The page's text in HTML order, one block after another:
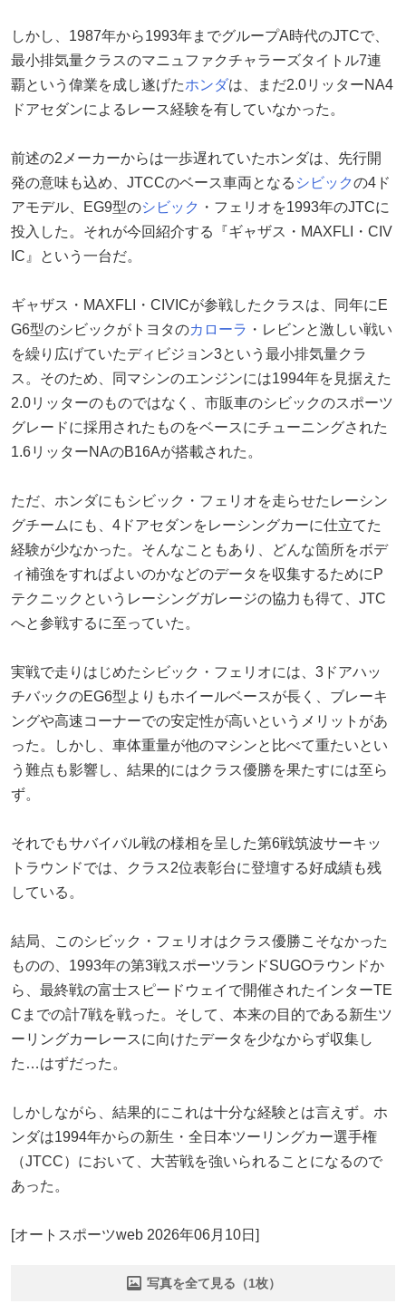
しかし、1987年から1993年までグループA時代のJTCで、
最小排気量クラスのマニュファクチャラーズタイトル7連
覇という偉業を成し遂げたホンダは、まだ2.0リッターNA4
ドアセダンによるレース経験を有していなかった。
前述の2メーカーからは一歩遅れていたホンダは、先行開
発の意味も込め、JTCCのベース車両となる シビックの4ド
アモデル、EG9型のシビック ・フェリオを1993年のJTCに
投入した。それが今回紹介する『ギャザス・MAXFLI・CIV
IC』という一台だ。
ギャザス・MAXFLI・CIVICが参戦したクラスは、同年にE
G6型のシビックがトヨタのカローラ ・レビンと激しい戦い
を繰り広げていたディビジョン3という最小排気量クラ
ス。そのため、同マシンのエンジンには1994年を見据えた
2.0リッターのものではなく、市販車のシビックのスポーツ
グレードに採用されたものをベースにチューニングされた
1.6リッターNAのB16Aが搭載された。
ただ、ホンダにもシビック・フェリオを走らせたレーシン
グチームにも、4ドアセダンをレーシングカーに仕立てた
経験が少なかった。そんなこともあり、どんな箇所をボデ
ィ補強をすればよいのかなどのデータを収集するためにP
テクニックというレーシングガレージの協力も得て、JTC
へと参戦するに至っていた。
実戦で走りはじめたシビック・フェリオには、3ドアハッ
チバックのEG6型よりもホイールベースが長く、ブレーキ
ングや高速コーナーでの安定性が高いというメリットがあ
った。しかし、車体重量が他のマシンと比べて重たいとい
う難点も影響し、結果的にはクラス優勝を果たすには至ら
ず。
それでもサバイバル戦の様相を呈した第6戦筑波サーキッ
トラウンドでは、クラス2位表彰台に登壇する好成績も残
している。
結局、このシビック・フェリオはクラス優勝こそなかった
ものの、1993年の第3戦スポーツランドSUGOラウンドか
ら、最終戦の富士スピードウェイで開催されたインターTE
Cまでの計7戦を戦った。そして、本来の目的である新生ツ
ーリングカーレースに向けたデータを少なからず収集し
た…はずだった。
しかしながら、結果的にこれは十分な経験とは言えず。ホ
ンダは1994年からの新生・全日本ツーリングカー選手権
（JTCC）において、大苦戦を強いられることになるので
あった。
[オートスポーツweb 2026年06月10日]
写真を全て見る（1枚）